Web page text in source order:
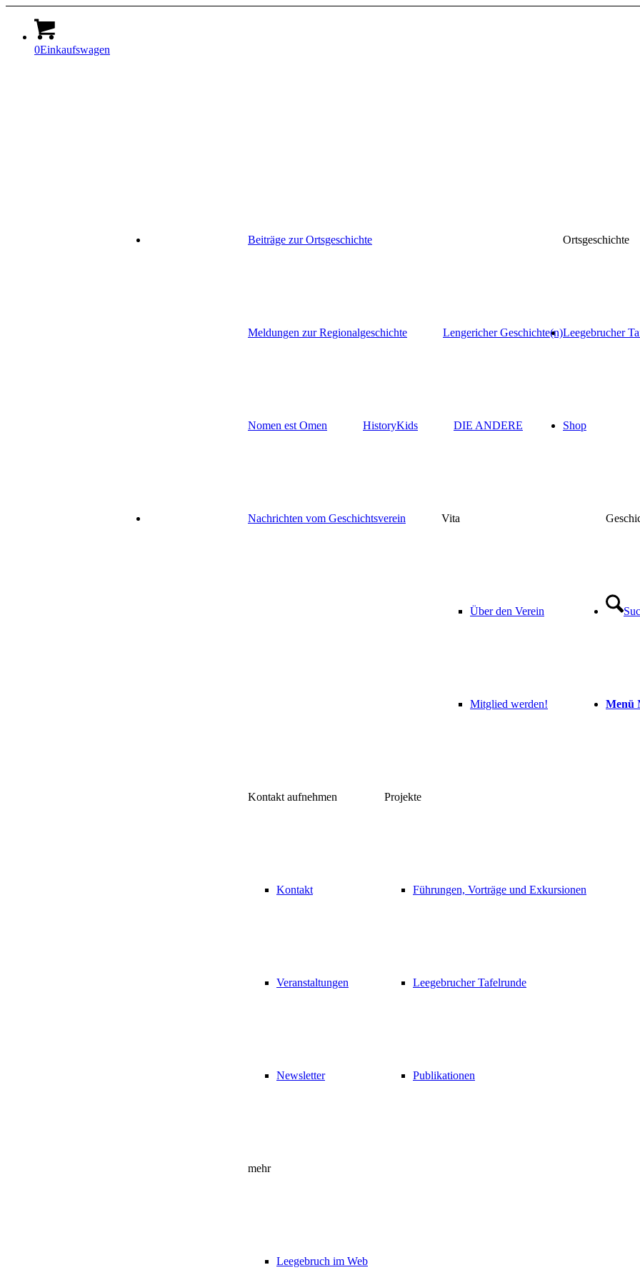
0Einkaufswagen
Ortsgeschichte
Beiträge zur Ortsgeschichte
Meldungen zur Regionalgeschichte Lengericher Geschichte(n)
Nomen est Omen HistoryKids DIE ANDERE
Leegebrucher
Shop
Nachrichten vom Geschichtsverein Vita
Über den Verein
Mitglied werden!
Kontakt aufnehmen
Kontakt
Veranstaltungen
Newsletter
Projekte
Führungen, Vorträge und Exkursionen
Leegebrucher Tafelrunde
Publikationen
mehr
Leegebruch im Web
Menü